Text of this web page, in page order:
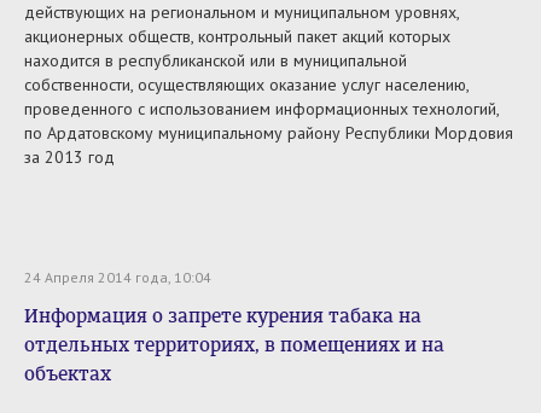
действующих на региональном и муниципальном уровнях,
акционерных обществ, контрольный пакет акций которых
находится в республиканской или в муниципальной
собственности, осуществляющих оказание услуг населению,
проведенного с использованием информационных технологий,
по Ардатовскому муниципальному району Республики Мордовия
за 2013 год
24 Апреля 2014 года, 10:04
Информация о запрете курения табака на
отдельных территориях, в помещениях и на
объектах